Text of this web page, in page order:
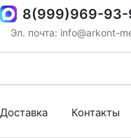
8(999)969-93-
Эл. почта: info@arkont-
Доставка Контакты